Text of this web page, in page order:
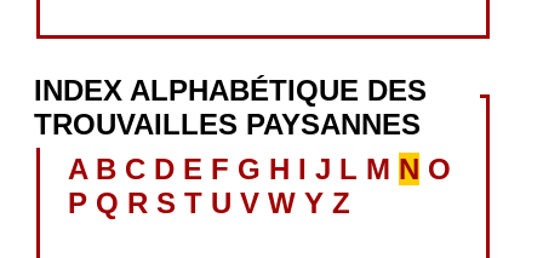
INDEX ALPHABÉTIQUE DES
TROUVAILLES PAYSANNES
A B C D E F G H I J L M N O
P Q R S T U V W Y Z